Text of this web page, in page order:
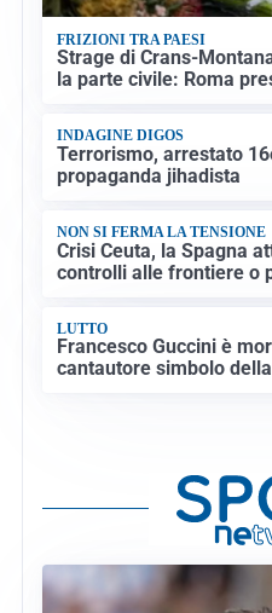
FRIZIONI TRA PAESI
Strage di Crans-
la parte civile: Roma
INDAGINE DIGOS
Terrorismo, arrestato
propaganda jihadista
NON SI FERMA LA TENSIONE
Crisi Ceuta, la Spagna
controlli alle frontiere o
LUTTO
Francesco Guccini è
cantautore simbolo